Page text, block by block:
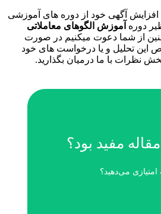
خود از دوره های آموزشی
الگوهای معاملاتی
دعوت میکنیم در صورت
و یا درخواست های خود
ما درمیان بگذارید.
مفید بود؟